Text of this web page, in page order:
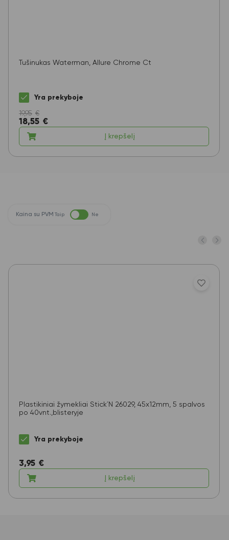
Tušinukas Waterman, Allure Chrome Ct
Yra prekyboje
19,95 €
18,55 €
Į krepšelį
Kaina su PVM Taip Ne
Plastikiniai žymekliai Stick´N 26029, 45x12mm, 5 spalvos
po 40vnt.,blisteryje
Yra prekyboje
3,95 €
Į krepšelį